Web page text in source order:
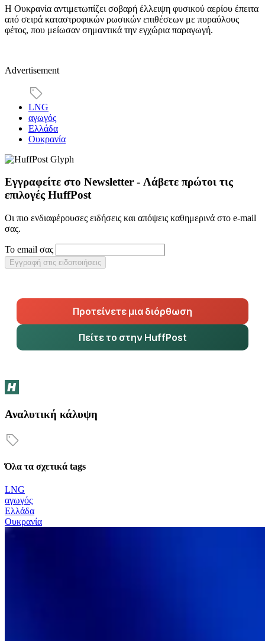
Η Ουκρανία αντιμετωπίζει σοβαρή έλλειψη φυσικού αερίου έπειτα
από σειρά καταστροφικών ρωσικών επιθέσεων με πυραύλους
φέτος, που μείωσαν σημαντικά την εγχώρια παραγωγή.
Advertisement
LNG
αγωγός
Ελλάδα
Ουκρανία
Εγγραφείτε στο Newsletter - Λάβετε πρώτοι τις
επιλογές HuffPost
Οι πιο ενδιαφέρουσες ειδήσεις και απόψεις καθημερινά στο e-mail
σας.
Το email σας
Εγγραφή στις ειδοποιήσεις
Προτείνετε μια διόρθωση
Πείτε το στην HuffPost
Αναλυτική κάλυψη
Όλα τα σχετικά tags
LNG
αγωγός
Ελλάδα
Ουκρανία